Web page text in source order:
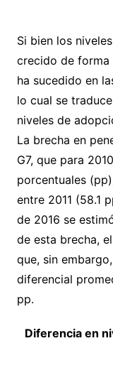
Si bien los
crecido de forma
ha sucedido en
lo cual se
niveles de
La brecha en
G7, que para
porcentuales
entre 2011 (58.1
de 2016 se
de esta brecha,
que, sin
diferencial
pp.
Diferencia en